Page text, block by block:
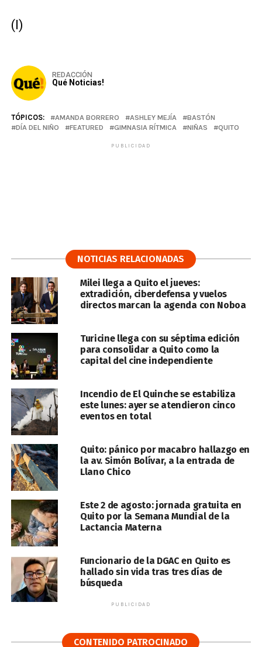
(I)
REDACCIÓN
Qué Noticias!
TÓPICOS: AMANDA BORRERO ASHLEY MEJÍA
BASTÓN
DÍA DEL NIÑO
FEATURED GIMNASIA RÍTMICA NIÑAS QUITO
PUBLICIDAD
NOTICIAS RELACIONADAS
Milei llega a Quito el jueves:
extradición, ciberdefensa y vuelos
directos marcan la agenda con Noboa
Turicine llega con su séptima edición
para consolidar a Quito como la
capital del cine independiente
Incendio de El Quinche se estabiliza
este lunes: ayer se atendieron cinco
eventos en total
Quito: pánico por macabro hallazgo en
la av. Simón Bolívar, a la entrada de
Llano Chico
Este 2 de agosto: jornada gratuita en
Quito por la Semana Mundial de la
Lactancia Materna
Funcionario de la DGAC en Quito es
hallado sin vida tras tres días de
búsqueda
PUBLICIDAD
CONTENIDO PATROCINADO